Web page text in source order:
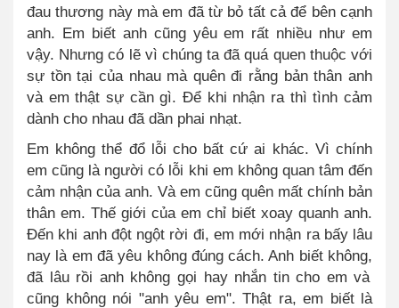
đau thương này mà em đã từ bỏ tất cả để bên cạnh
anh. Em biết anh cũng yêu em rất nhiều như em
vậy. Nhưng có lẽ vì chúng ta đã quá quen thuộc với
sự tồn tại của nhau mà quên đi rằng bản thân anh
và em thật sự cần gì. Để khi nhận ra thì tình cảm
dành cho nhau đã dần phai nhạt.
Em không thể đổ lỗi cho bất cứ ai khác. Vì chính
em cũng là người có lỗi khi em không quan tâm đến
cảm nhận của anh. Và em cũng quên mất chính bản
thân em. Thế giới của em chỉ biết xoay quanh anh.
Đến khi anh đột ngột rời đi, em mới nhận ra bấy lâu
nay là em đã yêu không đúng cách. Anh biết không,
đã lâu rồi anh không gọi hay nhắn tin cho em và
cũng không nói "anh yêu em". Thật ra, em biết là